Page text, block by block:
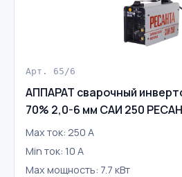
Арт. 65/6
АППАРАТ сварочный
70% 2,0-6 мм САИ 250
Max ток: 250 А
Min ток: 10 А
Max мощность: 7.7 кВт